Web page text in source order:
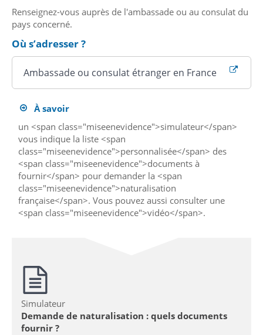
Renseignez-vous auprès de l'ambassade ou au consulat du
pays concerné.
Où s’adresser ?
Ambassade ou consulat étranger en France
À savoir
un <span class="miseenevidence">simulateur</span>
vous indique la liste <span
class="miseenevidence">personnalisée</span> des
<span class="miseenevidence">documents à
fournir</span> pour demander la <span
class="miseenevidence">naturalisation
française</span>. Vous pouvez aussi consulter une
<span class="miseenevidence">vidéo</span>.
Simulateur
Demande de naturalisation : quels documents
fournir ?